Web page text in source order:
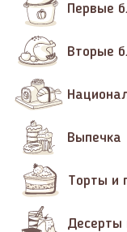
Первые
Вторые
Выпечка
Торты и
Десерты